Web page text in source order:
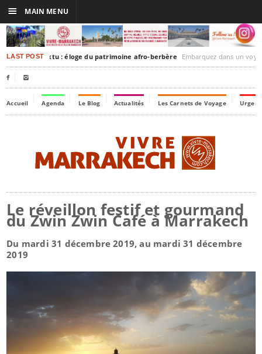
LAST POST
Timbuktu : éloge du patrimoine afro-berbère Embarquez dans un voyage culturel dans le
 
Accueil Agenda Le Blog Actualités Les Carnets de Voyage
Le réveillon festif et gourmand
du Zwin Zwin Café à Marrakech
Du mardi 31 décembre 2019, au mardi 31 décembre
2019
☰ MAIN MENU